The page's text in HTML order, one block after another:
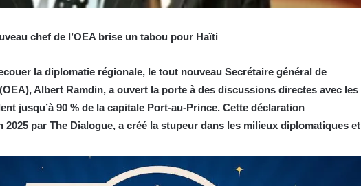
chef de l’OEA brise un tabou pour Haïti
la diplomatie régionale, le tout nouveau Secrétaire général de
Albert Ramdin, a ouvert la porte à des discussions directes avec les
jusqu’à 90 % de la capitale Port-au-Prince. Cette déclaration
par The Dialogue, a créé la stupeur dans les milieux diplomatiques et